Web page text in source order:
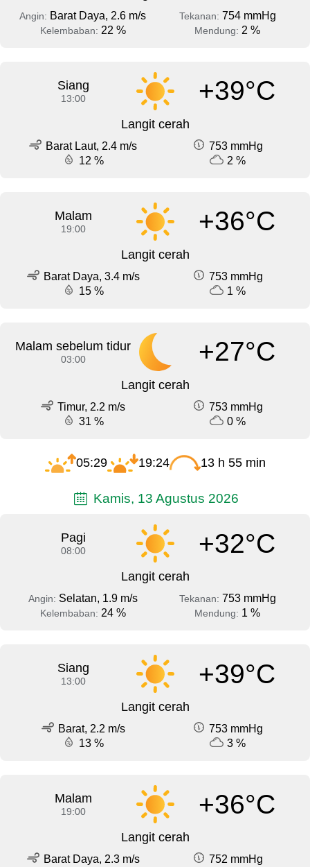
Angin: Barat Daya, 2.6 m/s Tekanan: 754 mmHg
Kelembaban: 22 % Mendung: 2 %
Siang
13:00 +39°C
Langit cerah
Barat Laut, 2.4 m/s
753 mmHg
12 %
2 %
Malam
19:00 +36°C
Langit cerah
Barat Daya, 3.4 m/s
753 mmHg
15 %
1 %
Malam sebelum tidur
03:00 +27°C
Langit cerah
Timur, 2.2 m/s
753 mmHg
31 %
0 %
05:29 19:24 13 h 55 min
Kamis, 13 Agustus 2026
Pagi
08:00 +32°C
Langit cerah
Angin: Selatan, 1.9 m/s Tekanan: 753 mmHg
Kelembaban: 24 % Mendung: 1 %
Siang
13:00 +39°C
Langit cerah
Barat, 2.2 m/s
753 mmHg
13 %
3 %
Malam
19:00 +36°C
Langit cerah
Barat Daya, 2.3 m/s
752 mmHg